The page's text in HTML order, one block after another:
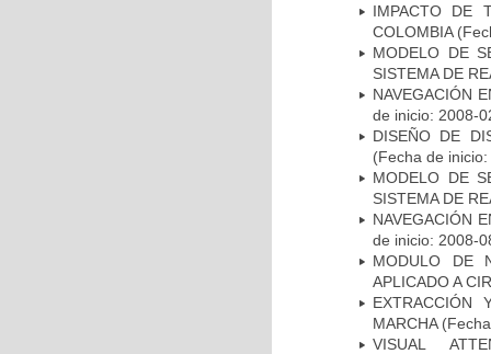
IMPACTO DE
COLOMBIA
MODELO DE
SISTEMA DE
NAVEGACIÓN
de inicio: 2008-
DISEÑO DE
(Fecha de
MODELO DE
SISTEMA DE
NAVEGACIÓN
de inicio: 2008-
MODULO DE
APLICADO A
EXTRACCIÓN
MARCHA
VISUAL